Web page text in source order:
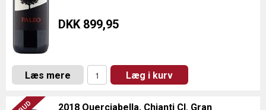
DKK 899,95
Læs mere Læg i kurv
2018 Querciabella, Chianti Cl. Gran